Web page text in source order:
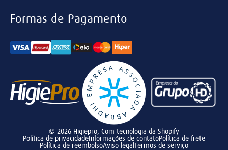
Formas de Pagamento
© 2026 Higiepro Com tecnologia da Shopify
Política de privacidadeInformações de contatoPolítica de frete
Política de reembolsoAviso legal Termos de serviço